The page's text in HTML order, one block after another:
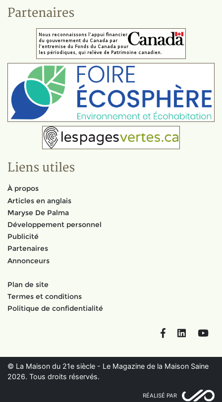
Partenaires
Liens utiles
À propos
Articles en anglais
Maryse De Palma
Développement personnel
Publicité
Partenaires
Annonceurs
Plan de site
Termes et conditions
Politique de confidentialité
FacebookLinkedIn
© La Maison du 21e siècle - Le Magazine de la Maison Saine
2026. Tous droits réservés.
RÉALISÉ PAR